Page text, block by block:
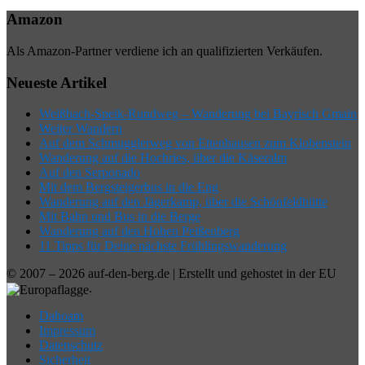
Amazon
Als Amazon-Partner verdiene ich an qualifizierten Verkäufen.
Neueste Artikel
Weißbach-Speik-Rundweg – Wanderung bei Bayrisch Gmain
Weiter Wandern
Auf dem Schmugglerweg von Ettenhausen zum Klobenstein
Wanderung auf die Hochries, über die Käseralm
Auf den Serponado
Mit dem Bergsteigerbus in die Eng
Wanderung auf den Jägerkamp, über die Schönfeldhütte
Mit Bahn und Bus in die Berge
Wanderung auf den Hohen Peißenberg
11 Tipps für Deine nächste Frühlingswanderung
© 2007 – 2026 auf-den-berg.de | Erstellt und gehostet in der EU
.
Dahoam
Impressum
Datenschutz
Sicherheit